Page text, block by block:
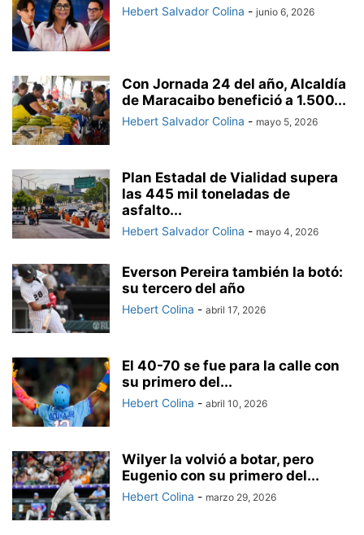
Hebert Salvador Colina - junio 6, 2026
Con Jornada 24 del año, Alcaldía
de Maracaibo benefició a 1.500...
Hebert Salvador Colina - mayo 5, 2026
Plan Estadal de Vialidad supera
las 445 mil toneladas de
asfalto...
Hebert Salvador Colina - mayo 4, 2026
Everson Pereira también la botó:
su tercero del año
Hebert Colina - abril 17, 2026
El 40-70 se fue para la calle con
su primero del...
Hebert Colina - abril 10, 2026
Wilyer la volvió a botar, pero
Eugenio con su primero del...
Hebert Colina - marzo 29, 2026